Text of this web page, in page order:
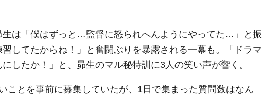
生は「僕はずっと…監督に怒られへんようにやってた…」と振
してたからね！」と奮闘ぶりを暴露される一幕も。「ドラマ
したか！」と、昴生のマル秘特訓に3人の笑い声が響く。
ことを事前に募集していたが、1日で集まった質問数はなん